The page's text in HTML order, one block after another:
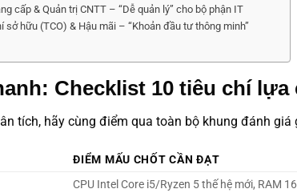
cấp & Quản trị CNTT – “Dễ quản lý” cho bộ phận IT
sở hữu (TCO) & Hậu mãi – “Khoản đầu tư thông minh”
Checklist 10 tiêu chí lựa
tích, hãy cùng điểm qua toàn bộ khung đánh
ĐIỂM MẤU CHỐT CẦN ĐẠT
CPU Intel Core i5/Ryzen 5 thế hệ mới, RAM